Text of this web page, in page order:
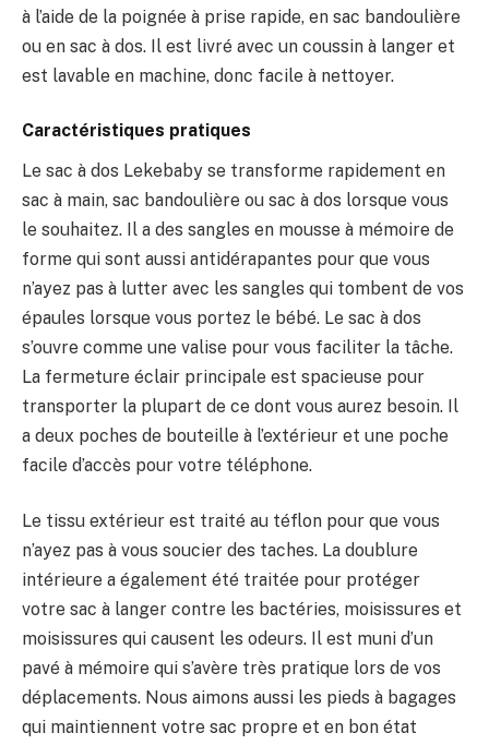
à l’aide de la poignée à prise rapide, en sac bandoulière
ou en sac à dos. Il est livré avec un coussin à langer et
est lavable en machine, donc facile à nettoyer.
Caractéristiques pratiques
Le sac à dos Lekebaby se transforme rapidement en
sac à main, sac bandoulière ou sac à dos lorsque vous
le souhaitez. Il a des sangles en mousse à mémoire de
forme qui sont aussi antidérapantes pour que vous
n’ayez pas à lutter avec les sangles qui tombent de vos
épaules lorsque vous portez le bébé. Le sac à dos
s’ouvre comme une valise pour vous faciliter la tâche.
La fermeture éclair principale est spacieuse pour
transporter la plupart de ce dont vous aurez besoin. Il
a deux poches de bouteille à l’extérieur et une poche
facile d’accès pour votre téléphone.
Le tissu extérieur est traité au téflon pour que vous
n’ayez pas à vous soucier des taches. La doublure
intérieure a également été traitée pour protéger
votre sac à langer contre les bactéries, moisissures et
moisissures qui causent les odeurs. Il est muni d’un
pavé à mémoire qui s’avère très pratique lors de vos
déplacements. Nous aimons aussi les pieds à bagages
qui maintiennent votre sac propre et en bon état